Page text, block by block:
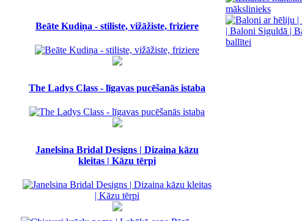
Beāte Kudiņa - stiliste, vižāžiste, friziere
The Ladys Class - līgavas pucēšanās istaba
Janelsina Bridal Designs | Dizaina kāzu
kleitas | Kāzu tērpi